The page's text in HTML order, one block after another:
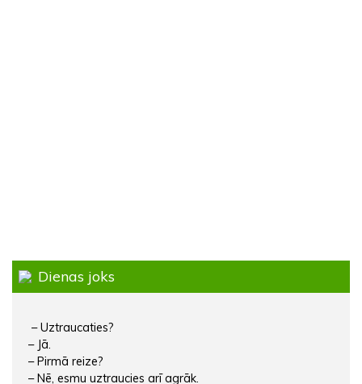
Dienas joks
– Uztraucaties?
– Jā.
– Pirmā reize?
– Nē, esmu uztraucies arī agrāk.